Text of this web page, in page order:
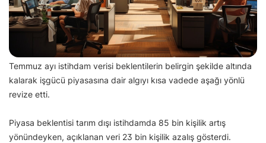
Temmuz ayı istihdam verisi beklentilerin belirgin şekilde altında
kalarak işgücü piyasasına dair algıyı kısa vadede aşağı yönlü
revize etti.
Piyasa beklentisi tarım dışı istihdamda 85 bin kişilik artış
yönündeyken, açıklanan veri 23 bin kişilik azalış gösterdi.